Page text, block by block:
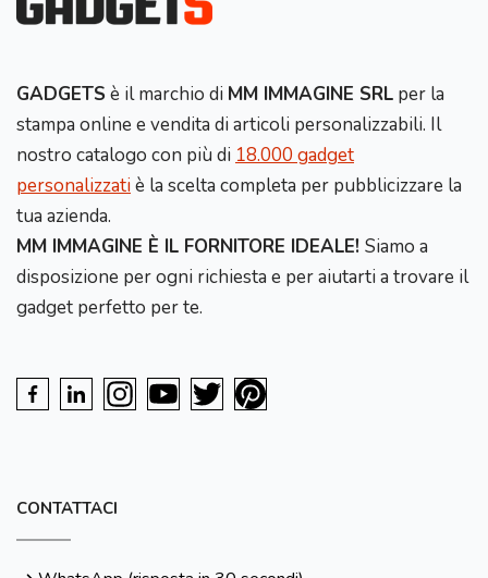
GADGETS è il marchio di MM IMMAGINE SRL per la
stampa online e vendita di articoli personalizzabili. Il
nostro catalogo con più di 18.000 gadget
personalizzatiè la scelta completa per pubblicizzare la
tua azienda.
MM IMMAGINE È IL FORNITORE IDEALE! Siamo a
disposizione per ogni richiesta e per aiutarti a trovare il
gadget perfetto per te.
CONTATTACI